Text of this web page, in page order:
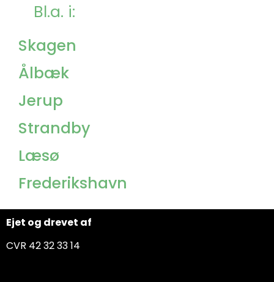
Bl.a. i:
Skagen
Ålbæk
Jerup
Strandby
Læsø
Frederikshavn
Ejet og drevet af
CVR 42 32 33 14